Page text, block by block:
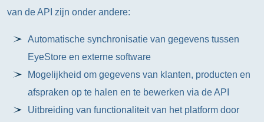
van de API zijn onder andere:
Automatische synchronisatie van gegevens tussen
EyeStore en externe software
Mogelijkheid om gegevens van klanten, producten en
afspraken op te halen en te bewerken via de API
Uitbreiding van functionaliteit van het platform door